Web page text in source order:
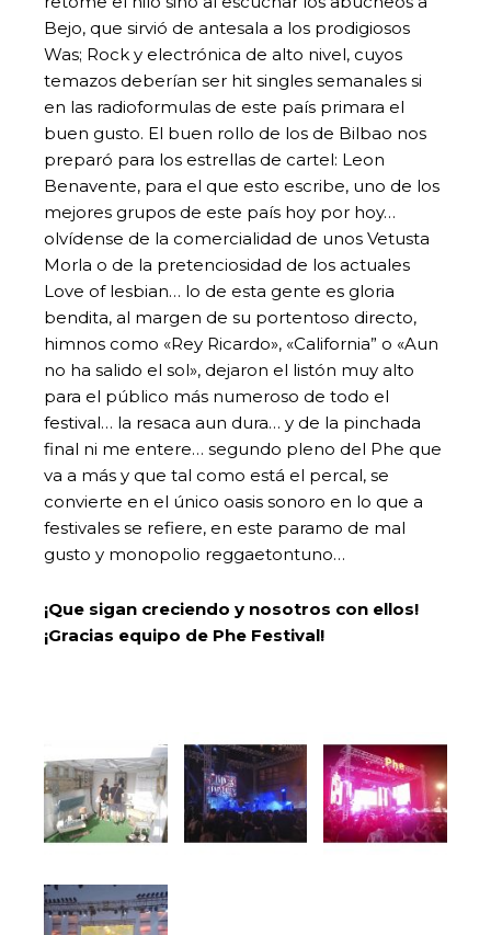
Bejo, que sirvió de antesala a los prodigiosos
Was; Rock y electrónica de alto nivel, cuyos
temazos deberían ser hit singles semanales si
en las radioformulas de este país primara el
buen gusto. El buen rollo de los de Bilbao nos
preparó para los estrellas de cartel: Leon
Benavente, para el que esto escribe, uno de los
mejores grupos de este país hoy por hoy…
olvídense de la comercialidad de unos Vetusta
Morla o de la pretenciosidad de los actuales
Love of lesbian… lo de esta gente es gloria
bendita, al margen de su portentoso directo,
himnos como «Rey Ricardo», «California” o «Aun
no ha salido el sol», dejaron el listón muy alto
para el público más numeroso de todo el
festival… la resaca aun dura… y de la pinchada
final ni me entere… segundo pleno del Phe que
va a más y que tal como está el percal, se
convierte en el único oasis sonoro en lo que a
festivales se refiere, en este paramo de mal
gusto y monopolio reggaetontuno…
¡Que sigan creciendo y nosotros con ellos!
¡Gracias equipo de Phe Festival!